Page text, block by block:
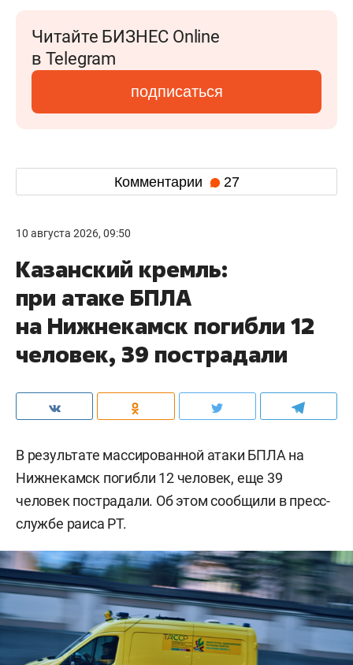
Читайте БИЗНЕС Online
в Telegram
подписаться
Комментарии 27
10 августа 2026, 09:50
Казанский кремль:
при атаке БПЛА
на Нижнекамск погибли 12
человек, 39 пострадали
В результате массированной атаки БПЛА на
Нижнекамск погибли 12 человек, еще 39
человек пострадали. Об этом сообщили в пресс-
службе раиса РТ.